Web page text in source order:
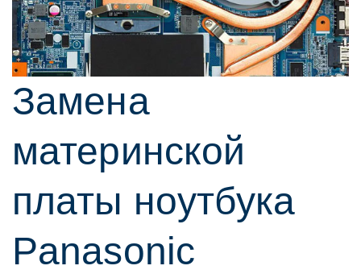
Замена
материнской
платы нoутбука
Panasonic